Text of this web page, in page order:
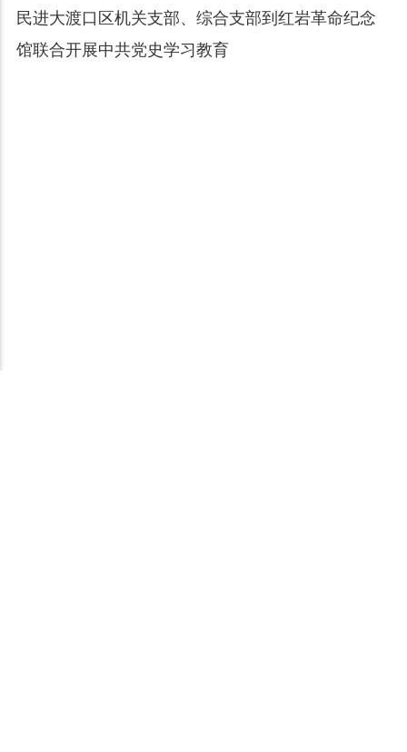
民进大渡口区机关支部、综合支部到红岩革命纪念
馆联合开展中共党史学习教育